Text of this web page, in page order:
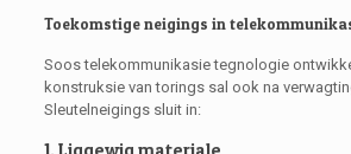
Toekomstige neigings in
Soos telekommunikasie tegnologie
konstruksie van torings sal ook na
Sleutelneigings sluit in: